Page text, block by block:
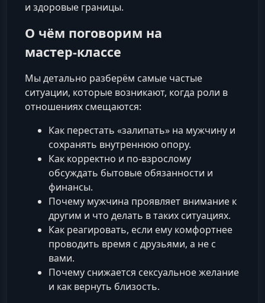
и здоровые границы.
О чём поговорим на
мастер‑классе
Мы детально разберём самые частые
ситуации, которые возникают, когда роли в
отношениях смещаются:
Как перестать «залипать» на мужчину и
сохранять внутреннюю опору.
Как корректно и по‑взрослому
обсуждать бытовые обязанности и
финансы.
Почему мужчина проявляет внимание к
другим и что делать в таких ситуациях.
Как реагировать, если ему комфортнее
проводить время с друзьями, а не с
вами.
Почему снижается сексуальное желание
и как вернуть близость.